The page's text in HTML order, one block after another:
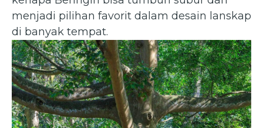
menjadi pilihan favorit dalam desain lanskap
di banyak tempat.